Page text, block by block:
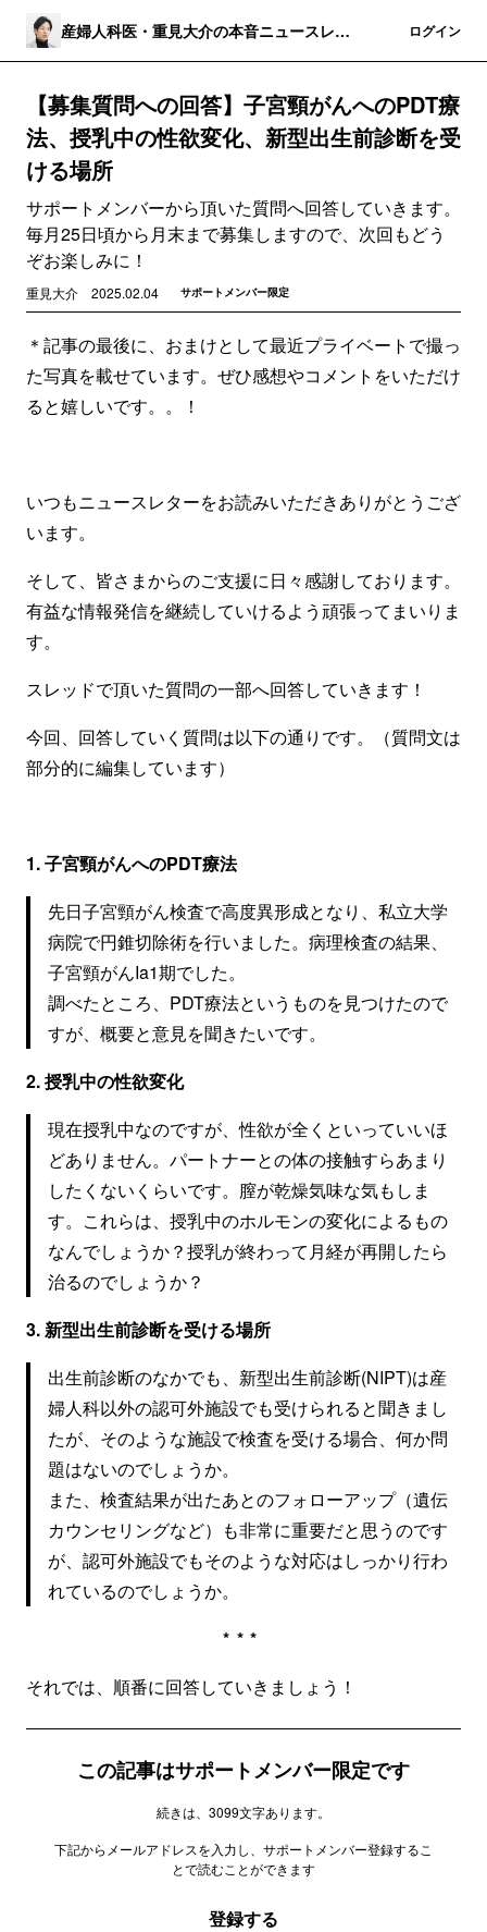
産婦人科医・重見大介の本音ニュースレタ
ログイン
【募集質問への回答】子宮頸がんへのPDT療
法、授乳中の性欲変化、新型出生前診断を受
ける場所
サポートメンバーから頂いた質問へ回答していきます。
毎月25日頃から月末まで募集しますので、次回もどう
ぞお楽しみに！
重見大介 2025.02.04 サポートメンバー限定
＊記事の最後に、おまけとして最近プライベートで撮っ
た写真を載せています。ぜひ感想やコメントをいただけ
ると嬉しいです。。！
いつもニュースレターをお読みいただきありがとうござ
います。
そして、皆さまからのご支援に日々感謝しております。
有益な情報発信を継続していけるよう頑張ってまいりま
す。
スレッドで頂いた質問の一部へ回答していきます！
今回、回答していく質問は以下の通りです。（質問文は
部分的に編集しています）
1. 子宮頸がんへのPDT療法
先日子宮頸がん検査で高度異形成となり、私立大学
病院で円錐切除術を行いました。病理検査の結果、
子宮頸がんIa1期でした。
調べたところ、PDT療法というものを見つけたので
すが、概要と意見を聞きたいです。
2. 授乳中の性欲変化
現在授乳中なのですが、性欲が全くといっていいほ
どありません。パートナーとの体の接触すらあまり
したくないくらいです。膣が乾燥気味な気もしま
す。これらは、授乳中のホルモンの変化によるもの
なんでしょうか？授乳が終わって月経が再開したら
治るのでしょうか？
3. 新型出生前診断を受ける場所
出生前診断のなかでも、新型出生前診断(NIPT)は産
婦人科以外の認可外施設でも受けられると聞きまし
たが、そのような施設で検査を受ける場合、何か問
題はないのでしょうか。
また、検査結果が出たあとのフォローアップ（遺伝
カウンセリングなど）も非常に重要だと思うのです
が、認可外施設でもそのような対応はしっかり行わ
れているのでしょうか。
***
それでは、順番に回答していきましょう！
この記事はサポートメンバー限定です
続きは、3099文字あります。
下記からメールアドレスを入力し、サポートメンバー登録するこ
とで読むことができます
登録する